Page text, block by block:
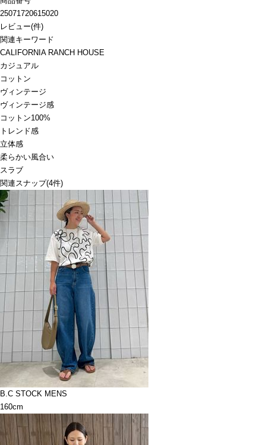
25071720615020
レビュー(件)
関連キーワード
CALIFORNIA RANCH HOUSE
カジュアル
コットン
ヴィンテージ
ヴィンテージ感
コットン100%
トレンド感
立体感
柔らかい風合い
スラブ
関連スナップ(4件)
B.C STOCK MENS
160cm